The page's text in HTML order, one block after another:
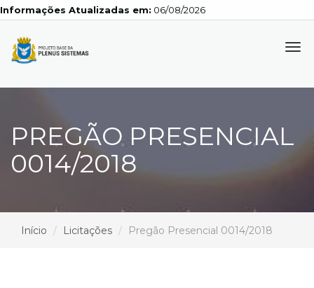
Atualizadas em: 06/08/2026
PREGÃO PRESENCIAL
0014/2018
Início Licitações Pregão Presencial 0014/2018